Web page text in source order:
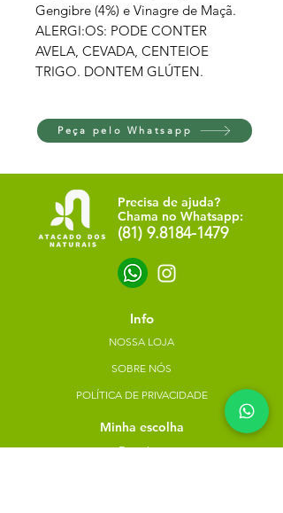
Gengibre (4%) e Vinagre de Maçã.
ALERGI:OS: PODE CONTER
AVELA, CEVADA, CENTEIOE
TRIGO. DONTEM GLÚTEN.
Peça pelo Whatsapp
Precisa de ajuda?
Chama no Whatsapp:
(81) 9.8184-1479
Info
NOSSA LOJA
SOBRE NÓS
POLÍTICA DE PRIVACIDADE
Minha escolha
Favoritos